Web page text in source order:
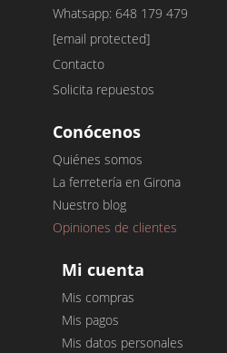
Whatsapp: 648 179 479
[email protected]
Contacto
Solicita repuestos
Conócenos
Quiénes somos
La ferretería en Girona
Nuestro blog
Opiniones de clientes
Mi cuenta
Mis compras
Mis pagos
Mis datos personales